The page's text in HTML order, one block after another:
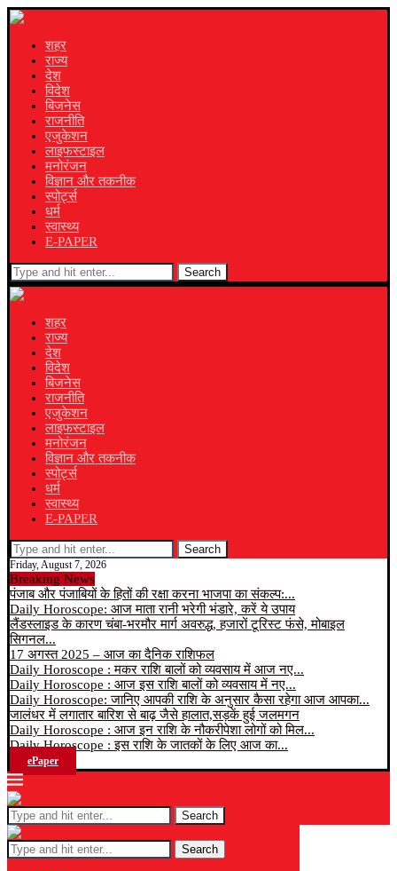
शहर
राज्य
देश
विदेश
बिजनेस
राजनीति
एजुकेशन
लाइफस्टाइल
मनोरंजन
विज्ञान और तकनीक
स्पोर्ट्स
धर्म
स्वास्थ्य
E-PAPER
Search
शहर
राज्य
देश
विदेश
बिजनेस
राजनीति
एजुकेशन
लाइफस्टाइल
मनोरंजन
विज्ञान और तकनीक
स्पोर्ट्स
धर्म
स्वास्थ्य
E-PAPER
Search
Friday, August 7, 2026
Breaking News
पंजाब और पंजाबियों के हितों की रक्षा करना भाजपा का संकल्प:...
Daily Horoscope: आज माता रानी भरेगी भंडारे, करें ये उपाय
लैंडस्लाइड के कारण चंबा-भरमौर मार्ग अवरुद्ध, हजारों टूरिस्ट फंसे, मोबाइल
सिगनल...
17 अगस्त 2025 – आज का दैनिक राशिफल
Daily Horoscope : मकर राशि बालों को व्यवसाय में आज नए...
Daily Horoscope : आज इस राशि बालों को व्यवसाय में नए...
Daily Horoscope: जानिए आपकी राशि के अनुसार कैसा रहेगा आज आपका...
जालंधर में लगातार बारिश से बाढ़ जैसे हालात,सड़कें हुई जलमगन
Daily Horoscope : आज इन राशि के नौकरीपेशा लोगों को मिल...
Daily Horoscope : इस राशि के जातकों के लिए आज का...
ePaper
Search
Search